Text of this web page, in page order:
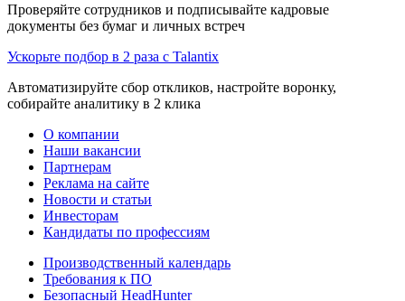
Проверяйте сотрудников и подписывайте кадровые
документы без бумаг и личных встреч
Ускорьте подбор в 2 раза с Talantix
Автоматизируйте сбор откликов, настройте воронку,
собирайте аналитику в 2 клика
О компании
Наши вакансии
Партнерам
Реклама на сайте
Новости и статьи
Инвесторам
Кандидаты по профессиям
Производственный календарь
Требования к ПО
Безопасный HeadHunter